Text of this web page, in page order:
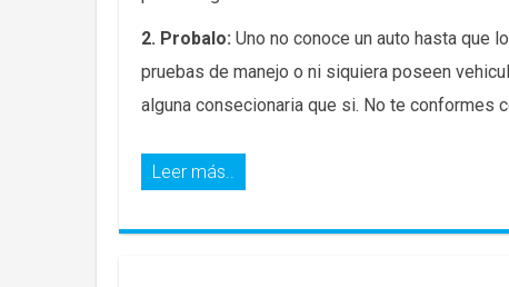
2. Probalo: Uno no conoce un auto hasta que
pruebas de manejo o ni siquiera poseen
alguna consecionaria que si. No te conformes
Leer más..